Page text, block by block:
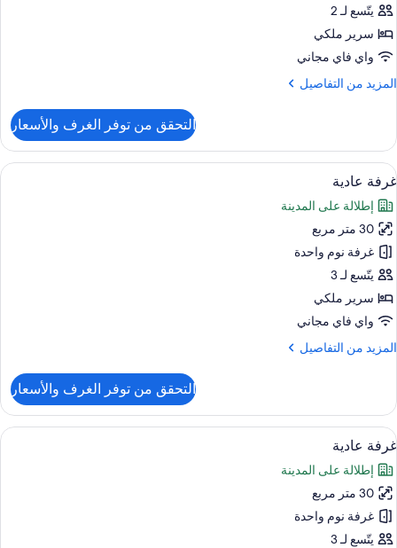
يتّسع لـ 2
سرير ملكي
واي فاي مجاني
المزيد من التفاصيل
المزيد
جناح
مميز
التحقق من توفر الغرف والأسعار
استعراض
جميع
صور
غرفة
عادية
أغطية فراش متميزة وميني بار وخزنة
5
غرفة عادية
إطلالة على المدينة
30 متر مربع
غرفة نوم واحدة
يتّسع لـ 3
سرير ملكي
واي فاي مجاني
المزيد من التفاصيل
المزيد
غرفة
عادية
التحقق من توفر الغرف والأسعار
استعراض
جميع
صور
غرفة
عادية
أغطية فراش متميزة وميني بار وخزنة
7
غرفة عادية
إطلالة على المدينة
30 متر مربع
غرفة نوم واحدة
يتّسع لـ 3